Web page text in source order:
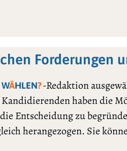
Forderungen
ÄHLEN?-Redaktion
haben die
Entscheidung zu
herangezogen. Sie